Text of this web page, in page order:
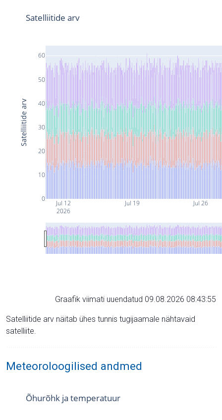
Jul 12
2026
Jul 19 Jul 26
0
10
20
30
40
50
60
Satelliitide arv
Satelliitide arv
Graafik viimati uuendatud 09.08.2026 08:43:55
Satelliitide arv näitab ühes tunnis tugijaamale nähtavaid
satelliite.
Meteoroloogilised andmed
Õhurõhk ja temperatuur